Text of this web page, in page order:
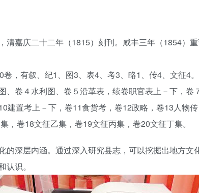
清嘉庆二十二年（1815）刻刊。咸丰三年（1854）
，有叙、纪1、图3、表4、考3、略1、传4、文征4
、卷４水利图、卷５沿革表，续卷职官表上－下，卷
建置考上－下，卷11食货考，卷12政略，卷13人物
，卷18文征乙集，卷19文征丙集，卷20文征丁集。
的深层内涵。通过深入研究县志，可以挖掘出地方文
识。